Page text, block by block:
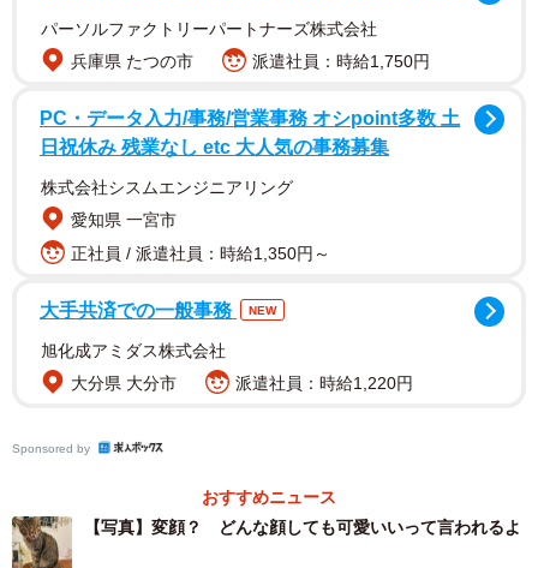
花子ちゃん（1歳・メス）は、公園に段ボールに入れて捨て
られていた。長崎県に住む本田さんの長男が、公園で友人
とバレーボールの練習をしていた時に見つけたそうだ。箱
を長男が、後の２匹をたまたま犬の散歩をしていて通りか
かった人が連れて帰ることになった。
本田さんが仕事から帰ってきたら、長男が「子猫を預かる
パーソルファクトリーパートナーズ株式会社
兵庫県 たつの市
派遣社員：時給1,750円
PC・データ入力/事務/営業事務 オシpoint多数 土
日祝休み 残業なし etc 大人気の事務募集
株式会社シスムエンジニアリング
愛知県 一宮市
正社員 / 派遣社員：時給1,350円～
大手共済での一般事務 NEW
旭化成アミダス株式会社
大分県 大分市
派遣社員：時給1,220円
Sponsored by
おすすめニュース
【写真】変顔？ どんな顔しても可愛いいって言われるよ